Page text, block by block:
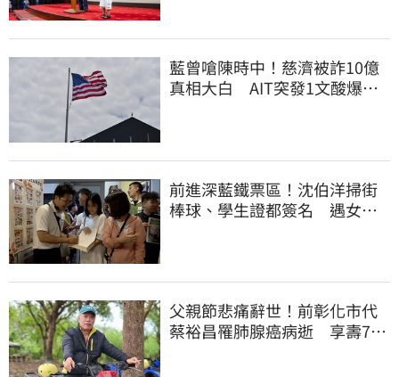
藍曾嗆陳時中！慈濟被詐10億
真相大白 AIT突發1文酸爆…
前進深藍鐵票區！沈伯洋掃街
棒球、學生證都簽名 遇女子
父親節悲痛辭世！前彰化市代
蔡裕昌罹肺腺癌病逝 享壽71